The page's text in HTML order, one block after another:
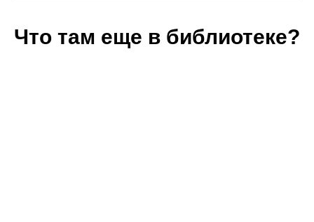
Что там еще в библиотеке?